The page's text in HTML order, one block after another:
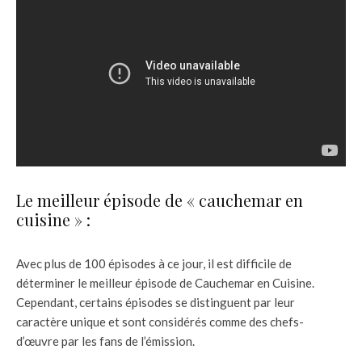
Le meilleur épisode de « cauchemar en
cuisine » :
Avec plus de 100 épisodes à ce jour, il est difficile de
déterminer le meilleur épisode de Cauchemar en Cuisine.
Cependant, certains épisodes se distinguent par leur
caractère unique et sont considérés comme des chefs-
d’œuvre par les fans de l’émission.